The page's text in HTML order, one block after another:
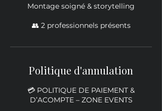
Montage soigné & storytelling
👥 2 professionnels présents
Politique d'annulation
💳 POLITIQUE DE PAIEMENT &
D’ACOMPTE – ZONE EVENTS